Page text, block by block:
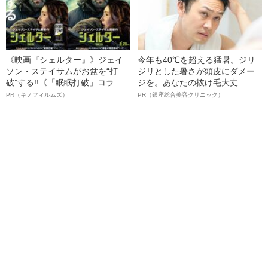
《映画『シェルター』》ジェイ
ソン・ステイサムがお盆を“打
破”する!!《「眠眠打破」コラ
ボ》
PR（キノフィルムズ）
今年も40℃を超える猛暑。ジリ
ジリとした暑さが頭皮にダメー
ジを。あなたの抜け毛大丈
夫！？
PR（銀座総合美容クリニック）